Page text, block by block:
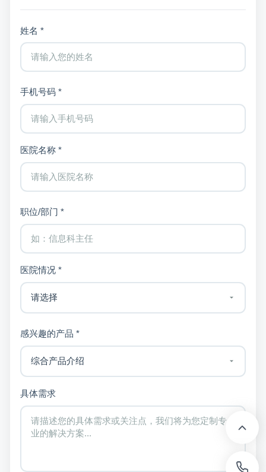
姓名 *
手机号码 *
医院名称 *
职位/部门 *
医院情况 *
感兴趣的产品 *
具体需求